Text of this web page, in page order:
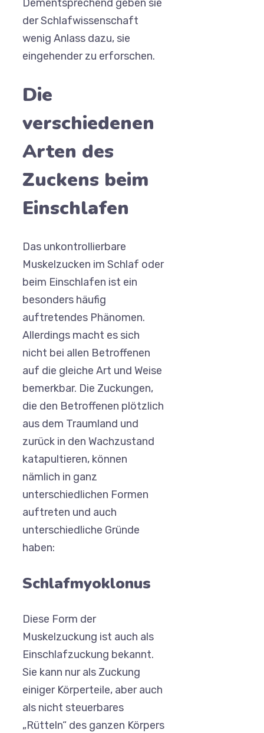
Dementsprechend geben sie
der Schlafwissenschaft
wenig Anlass dazu, sie
eingehender zu erforschen.
Die
verschiedenen
Arten des
Zuckens beim
Einschlafen
Das unkontrollierbare
Muskelzucken im Schlaf oder
beim Einschlafen ist ein
besonders häufig
auftretendes Phänomen.
Allerdings macht es sich
nicht bei allen Betroffenen
auf die gleiche Art und Weise
bemerkbar. Die Zuckungen,
die den Betroffenen plötzlich
aus dem Traumland und
zurück in den Wachzustand
katapultieren, können
nämlich in ganz
unterschiedlichen Formen
auftreten und auch
unterschiedliche Gründe
haben:
Schlafmyoklonus
Diese Form der
Muskelzuckung ist auch als
Einschlafzuckung bekannt.
Sie kann nur als Zuckung
einiger Körperteile, aber auch
als nicht steuerbares
„Rütteln“ des ganzen Körpers